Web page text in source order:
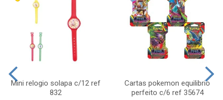
Mini relogio solapa c/12 ref
832
Cartas pokemon equilibrio
perfeito c/6 ref 35674